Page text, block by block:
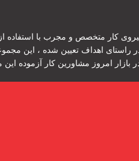
کار متخصص و مجرب با استفاده از
اهداف تعیین شده ، این
امروز مشاورین کار آزموده